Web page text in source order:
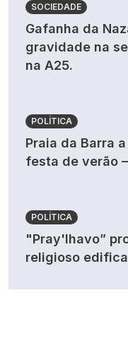
SOCIEDADE
Gafanha da
gravidade na
na A25.
POLÍTICA
Praia da Barra
festa de verão
POLÍTICA
"Pray'lhavo”
religioso